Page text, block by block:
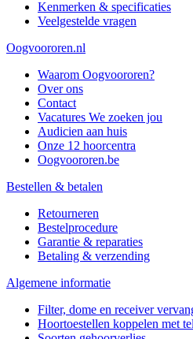
Kenmerken & specificaties
Veelgestelde vragen
Oogvoororen.nl
Waarom Oogvoororen?
Over ons
Contact
Vacatures We zoeken jou
Audicien aan huis
Onze 12 hoorcentra
Oogvoororen.be
Bestellen & betalen
Retourneren
Bestelprocedure
Garantie & reparaties
Betaling & verzending
Algemene informatie
Filter, dome en receiver
Hoortoestellen koppelen met